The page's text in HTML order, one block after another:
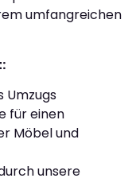
umfangreichen
Umzugs
für einen
Möbel und
unsere